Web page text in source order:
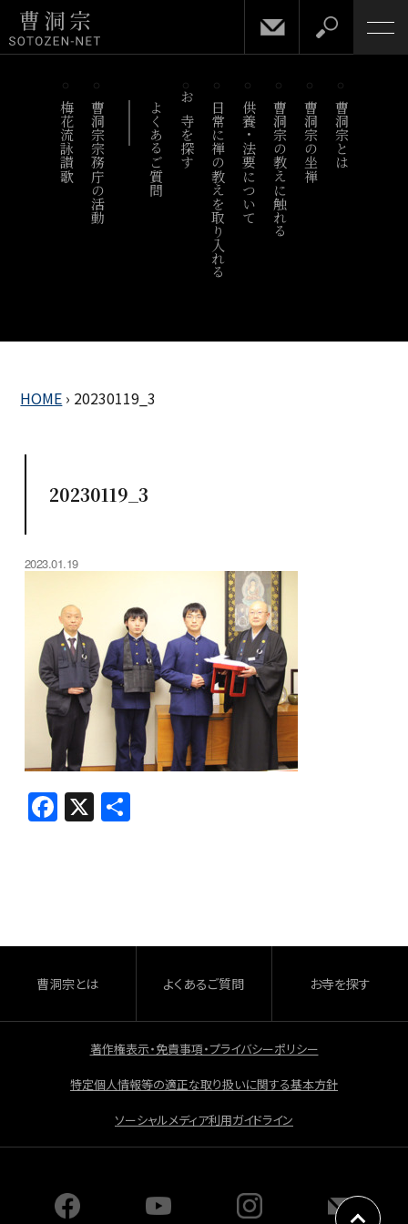
梅花流詠讃歌 曹洞宗宗務庁の活動 よくあるご質問 お寺を探す 日常に禅の教えを取り入れる供養・法要について曹洞宗の教えに触れる 曹洞宗の坐禅 曹洞宗とは
HOME › 20230119_3
20230119_3
2023.01.19
F
a
o
o
k
X 共
曹洞宗とは よくあるご質問 お寺を探す
著作権表示・免責事項・プライバシーポリシー
特定個人情報等の適正な取り扱いに関する基本方針
ソーシャルメディア利用ガイドライン